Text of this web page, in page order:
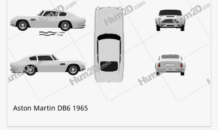
Aston Martin DB6 1965